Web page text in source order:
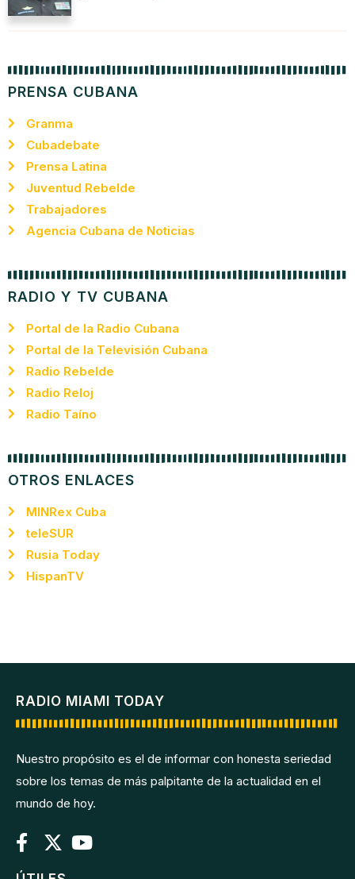
PRENSA CUBANA
Granma
Cubadebate
Prensa Latina
Juventud Rebelde
Trabajadores
Agencia Cubana de Noticias
RADIO Y TV CUBANA
Portal de la Radio Cubana
Portal de la Televisión Cubana
Radio Rebelde
Radio Reloj
Radio Taíno
OTROS ENLACES
MINRex Cuba
teleSUR
Rusia Today
HispanTV
RADIO MIAMI TODAY
Nuestro propósito es el de informar con honesta seriedad
sobre los temas de más palpitante de la actualidad en el
mundo de hoy.